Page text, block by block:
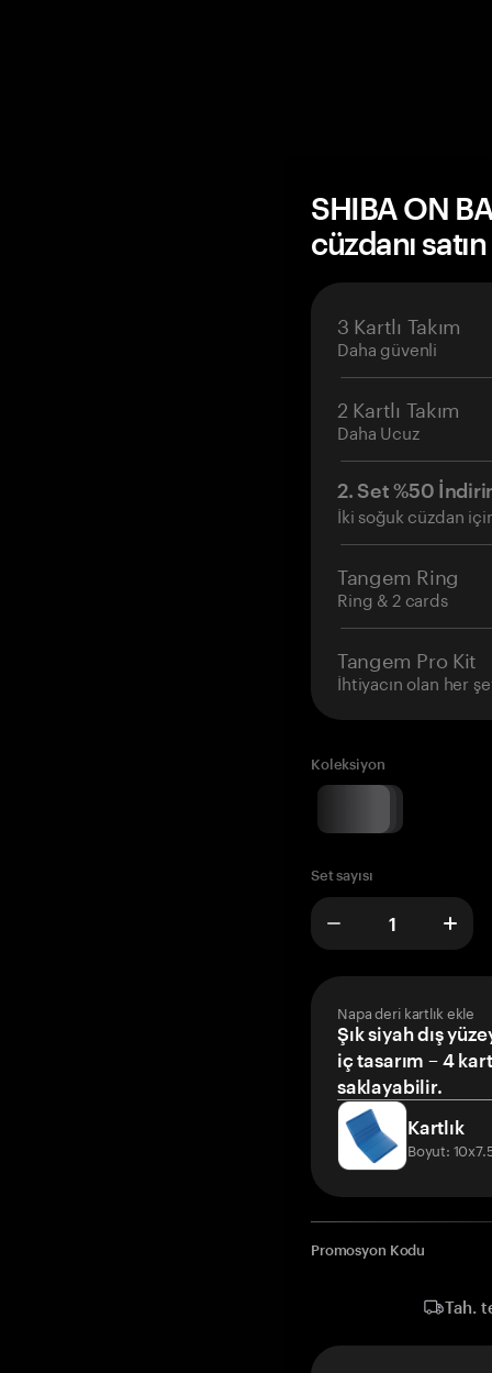
SHIBA ON
cüzdanı
3 Kartlı Takım
Daha güvenli
2 Kartlı Takım
Daha Ucuz
2. Set %50
İki soğuk cüzdan
Tangem Ring
Ring & 2 cards
Tangem Pro Kit
İhtiyacın olan her
Koleksiyon
Set sayısı
Napa deri kartlık ekle
Şık siyah dış
iç tasarım – 4
saklayabilir.
Kartlık
Boyut:
Promosyon Kodu
Tah.